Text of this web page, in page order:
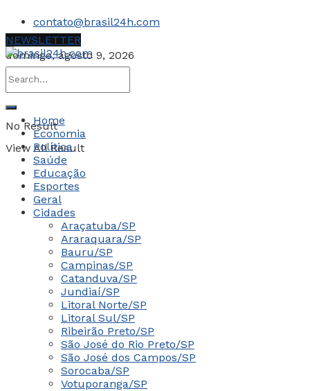
contato@brasil24h.com
domingo, agosto 9, 2026
No Result
View All Result
NEWSLETTER
Home
Economia
Política
Saúde
Educação
Esportes
Geral
Cidades
Araçatuba/SP
Araraquara/SP
Bauru/SP
Campinas/SP
Catanduva/SP
Jundiaí/SP
Litoral Norte/SP
Litoral Sul/SP
Ribeirão Preto/SP
São José do Rio Preto/SP
São José dos Campos/SP
Sorocaba/SP
Votuporanga/SP